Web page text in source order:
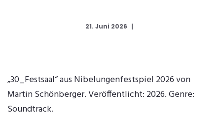
21. Juni 2026
„30_Festsaal“ aus Nibelungenfestspiel 2026 von
Martin Schönberger. Veröffentlicht: 2026. Genre:
Soundtrack.